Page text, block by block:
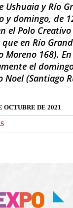
Ushuaia y Río
y domingo, de
el Polo
en Río
Moreno 168).
el
Noel (Santiago
OCTUBRE DE 2021